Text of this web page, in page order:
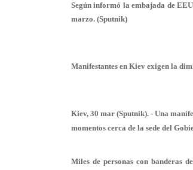
Según informó la embajada de
marzo. (Sputnik)
Manifestantes en Kiev exigen la
Kiev, 30 mar (Sputnik). - Una
momentos cerca de la sede del
Miles de personas con banderas